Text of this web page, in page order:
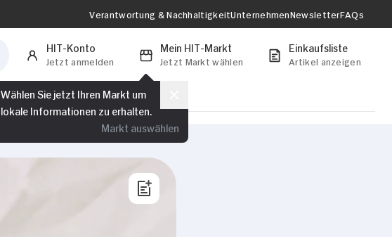
Verantwortung & NachhaltigkeitUnternehmenNewsletterFAQs
HIT-Konto
Jetzt anmelden
Mein HIT-Markt
Jetzt Markt wählen
Wählen Sie jetzt Ihren Markt um
lokale Informationen zu erhalten.
Markt auswählen
Einkaufsliste
Artikel anzeigen